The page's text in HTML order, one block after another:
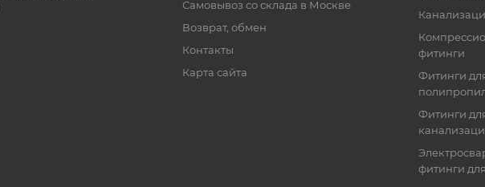
Самовывоз со склада в Москве
Возврат, обмен
Контакты
Карта сайта
фитинги
Фитинги
Фитинги
фитинги